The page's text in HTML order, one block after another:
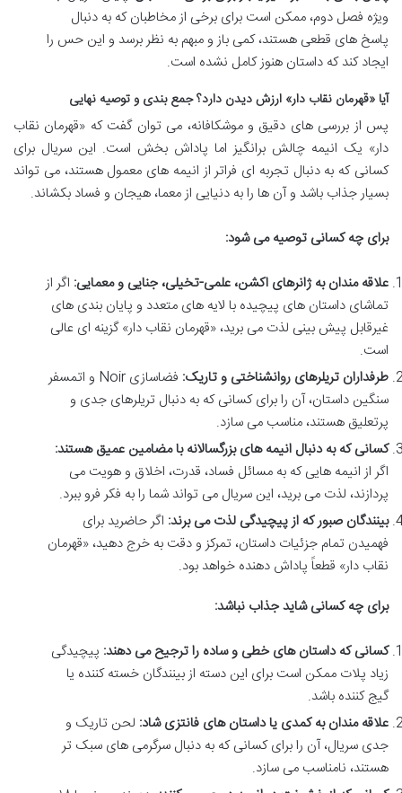
ویژه فصل دوم، ممکن است برای برخی از مخاطبان که به دنبال
پاسخ های قطعی هستند، کمی باز و مبهم به نظر برسد و این حس را
ایجاد کند که داستان هنوز کامل نشده است.
آیا «قهرمان نقاب دار» ارزش دیدن دارد؟ جمع بندی و توصیه نهایی
پس از بررسی های دقیق و موشکافانه، می توان گفت که «قهرمان نقاب
دار» یک انیمه چالش برانگیز اما پاداش بخش است. این سریال برای
کسانی که به دنبال تجربه ای فراتر از انیمه های معمول هستند، می تواند
بسیار جذاب باشد و آن ها را به دنیایی از معما، هیجان و فساد بکشاند.
برای چه کسانی توصیه می شود:
علاقه مندان به ژانرهای اکشن، علمی-تخیلی، جنایی و معمایی: اگر از
تماشای داستان های پیچیده با لایه های متعدد و پایان بندی های
غیرقابل پیش بینی لذت می برید، «قهرمان نقاب دار» گزینه ای عالی
است.
طرفداران تریلرهای روانشناختی و تاریک:
فضاسازی Noir و اتمسفر
سنگین داستان، آن را برای کسانی که به دنبال تریلرهای جدی و
پرتعلیق هستند، مناسب می سازد.
کسانی که به دنبال انیمه های بزرگسالانه با مضامین عمیق هستند:
اگر از انیمه هایی که به مسائل فساد، قدرت، اخلاق و هویت می
پردازند، لذت می برید، این سریال می تواند شما را به فکر فرو ببرد.
بینندگان صبور که از پیچیدگی لذت می برند: اگر حاضرید برای
فهمیدن تمام جزئیات داستان، تمرکز و دقت به خرج دهید، «قهرمان
نقاب دار» قطعاً پاداش دهنده خواهد بود.
برای چه کسانی شاید جذاب نباشد:
کسانی که داستان های خطی و ساده را ترجیح می دهند: پیچیدگی
زیاد پلات ممکن است برای این دسته از بینندگان خسته کننده یا
گیج کننده باشد.
علاقه مندان به کمدی یا داستان های فانتزی شاد: لحن تاریک و
جدی سریال، آن را برای کسانی که به دنبال سرگرمی های سبک تر
هستند، نامناسب می سازد.